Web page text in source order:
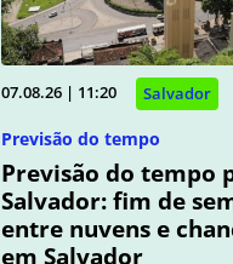
07.08.26 | 11:20 Salvador
Previsão do tempo
Previsão do tempo
Salvador: fim de
entre nuvens e
em Salvador